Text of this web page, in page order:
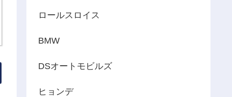
ロールスロイス
BMW
DSオートモビルズ
ヒョンデ